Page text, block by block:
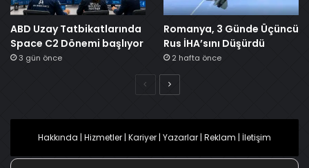
ABD Uzay Tatbikatlarında
Space C2 Dönemi başlıyor
3 gün önce
Romanya, 3 Günde Üçüncü
Rus İHA’sını Düşürdü
2 hafta önce
ÖncekiSonraki
Hakkında | Hizmetler | Kariyer | Yazarlar | Reklam | İletişim